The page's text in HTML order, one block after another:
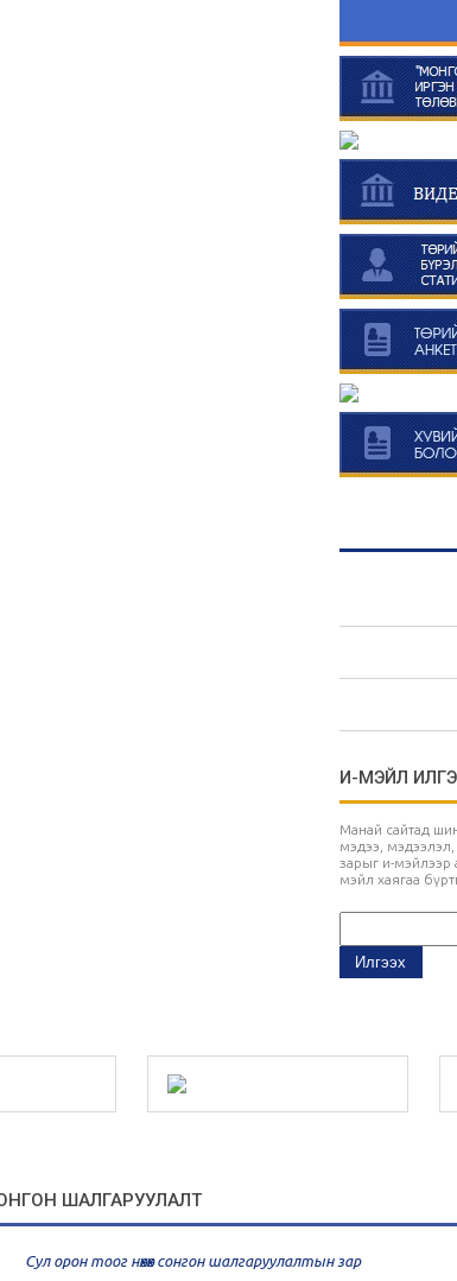
И-МЭЙЛ
Манай сайтад
мэдээ,
зарыг и-мэйлээр
мэйл хаягаа
ШАЛГАРУУЛАЛТ
Сул орон тоог нөхөх сонгон шалгаруулалтын зар